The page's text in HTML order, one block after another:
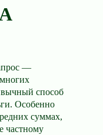
—
способ
Особенно
суммах,
частному